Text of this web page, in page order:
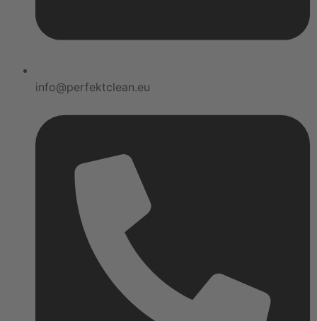
info@perfektclean.eu